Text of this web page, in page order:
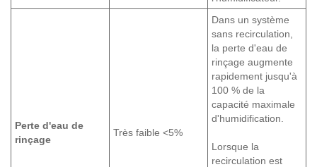
Perte d'eau de
rinçage
Très faible <5%
Dans un système
sans recirculation,
la perte d'eau de
rinçage augmente
rapidement jusqu'à
100 % de la
capacité maximale
d'humidification.
Lorsque la
recirculation est